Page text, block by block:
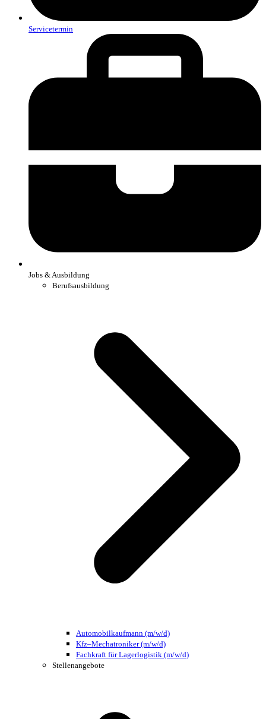
Servicetermin
Jobs & Ausbildung
Berufsausbildung
Automobilkaufmann (m/w/d)
Kfz–Mechatroniker (m/w/d)
Fachkraft für Lagerlogistik (m/w/d)
Stellenangebote